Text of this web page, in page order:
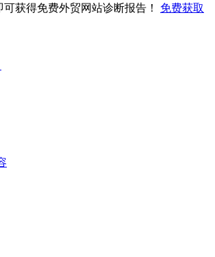
获得免费外贸网站诊断报告！
免费获取